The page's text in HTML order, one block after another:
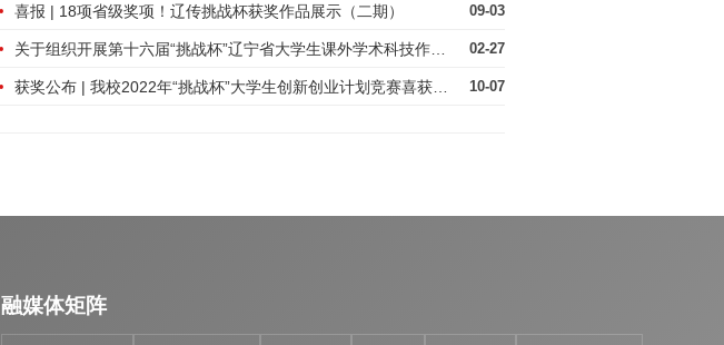
喜报 | 18项省级奖项！辽传挑战杯获奖作品展示（二期） 09-03
02-27
10-07
融媒体矩阵